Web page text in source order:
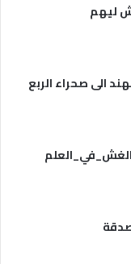
ليهم
الى صحراء الربع